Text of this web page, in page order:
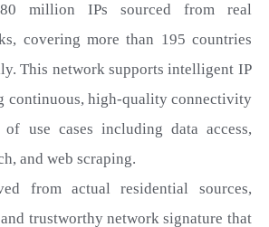
million IPs
sourced from real
covering more than 195 countries
This network supports intelligent IP
continuous, high-quality connectivity
use cases including data access,
and web scraping.
from actual residential sources,
trustworthy network signature that